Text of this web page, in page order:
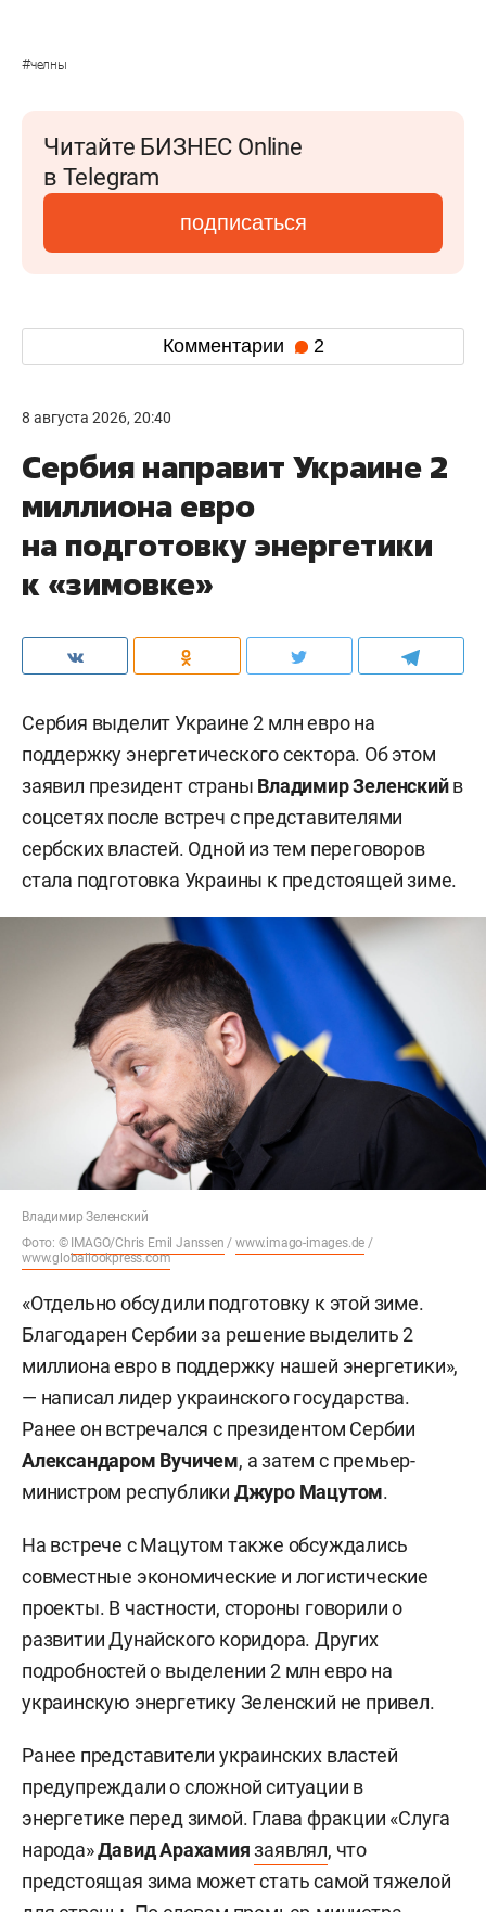
#челны
Читайте БИЗНЕС Online
в Telegram
подписаться
Комментарии 2
8 августа 2026, 20:40
Сербия направит Украине 2
миллиона евро
на подготовку энергетики
к «зимовке»
Сербия выделит Украине 2 млн евро на
поддержку энергетического сектора. Об этом
заявил президент страны Владимир Зеленскийв
соцсетях после встреч с представителями
сербских властей. Одной из тем переговоров
стала подготовка Украины к предстоящей зиме.
Владимир Зеленский
Фото: © IMAGO/Chris Emil Janssen /www.imago-images.de /
www.globallookpress.com
«Отдельно обсудили подготовку к этой зиме.
Благодарен Сербии за решение выделить 2
миллиона евро в поддержку нашей энергетики»,
— написал лидер украинского государства.
Ранее он встречался с президентом Сербии
Александаром Вучичем, а затем с премьер-
министром республики Джуро Мацутом.
На встрече с Мацутом также обсуждались
совместные экономические и логистические
проекты. В частности, стороны говорили о
развитии Дунайского коридора. Других
подробностей о выделении 2 млн евро на
украинскую энергетику Зеленский не привел.
Ранее представители украинских властей
предупреждали о сложной ситуации в
энергетике перед зимой. Глава фракции «Слуга
народа»Давид Арахамия заявлял, что
предстоящая зима может стать самой тяжелой